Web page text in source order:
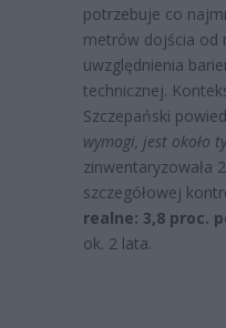
potrzebuje co
metrów dojścia od
uwzględnienia
technicznej.
Szczepański
wymogi, jest około
zinwentaryzowała
szczegółowej
realne: 3,8 proc.
ok. 2 lata.